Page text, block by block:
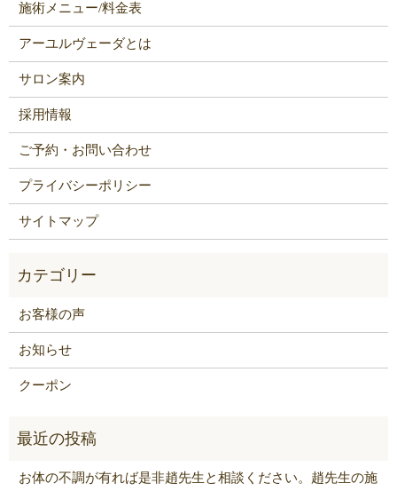
施術メニュー/料金表
アーユルヴェーダとは
サロン案内
採用情報
ご予約・お問い合わせ
プライバシーポリシー
サイトマップ
お客様の声
お知らせ
クーポン
お体の不調が有れば是非趙先生と相談ください。趙先生の施